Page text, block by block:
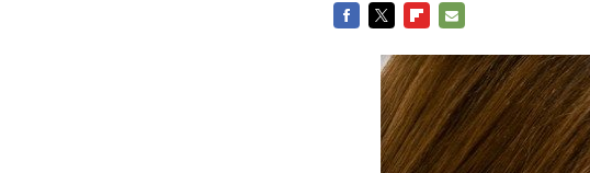
MAIL